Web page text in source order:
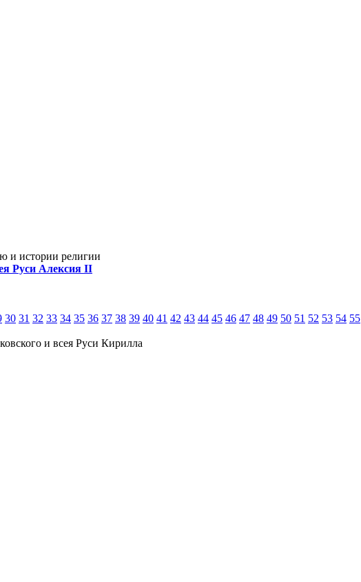
и истории религии
Руси Алексия II
30 31 32 33 34 35 36 37 38 39 40 41 42 43 44 45 46 47 48 49 50 51 52 53 54 55
и всея Руси Кирилла